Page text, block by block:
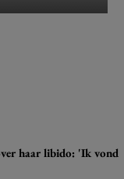
haar libido: 'Ik vond